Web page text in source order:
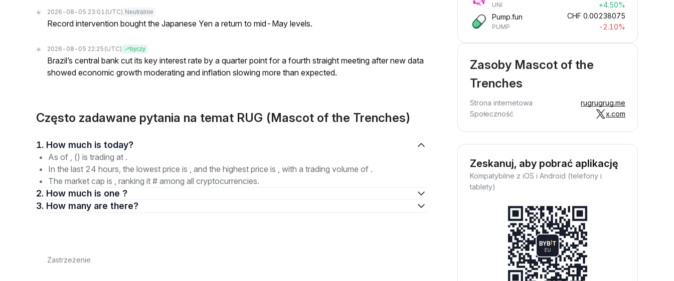
2026-08-05 23:01 (UTC) Neutralnie
Record intervention bought the Japanese Yen a return to mid-May levels.
2026-08-05 22:25 (UTC) byczy
Brazil’s central bank cut its key interest rate by a quarter point for a fourth straight meeting after new data
showed economic growth moderating and inflation slowing more than expected.
Często zadawane pytania na temat RUG (Mascot of the Trenches)
1. How much is today?
As of , () is trading at .
In the last 24 hours, the lowest price is , and the highest price is , with a trading volume of .
The market cap is , ranking it # among all cryptocurrencies.
2. How much is one ?
3. How many are there?
Zastrzeżenie
UNI
+4.50%
Pump.fun
PUMP
CHF 0.00238075
-2.10%
Zasoby Mascot of the
Trenches
Strona internetowa
rugrugrug.me
Społeczność
x.com
Zeskanuj, aby pobrać aplikację
Kompatybilne z iOS i Android (telefony i
tablety)